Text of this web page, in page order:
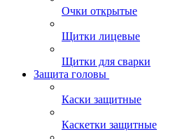
Очки открытые
Щитки лицевые
Щитки для сварки
Защита головы
Каски защитные
Каскетки защитные